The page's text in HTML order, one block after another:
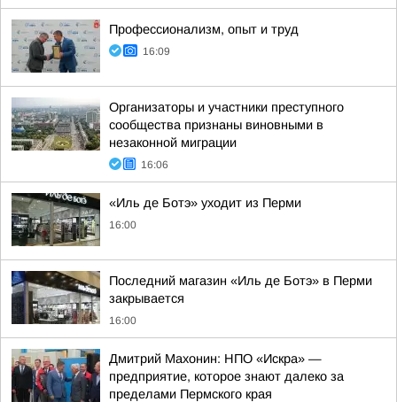
Профессионализм, опыт и труд
16:09
Организаторы и участники преступного
сообщества признаны виновными в
незаконной миграции
16:06
«Иль де Ботэ» уходит из Перми
16:00
Последний магазин «Иль де Ботэ» в Перми
закрывается
16:00
Дмитрий Махонин: НПО «Искра» —
предприятие, которое знают далеко за
пределами Пермского края